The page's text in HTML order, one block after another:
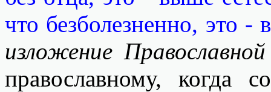
что безболезненно, это
изложение
православному, когда